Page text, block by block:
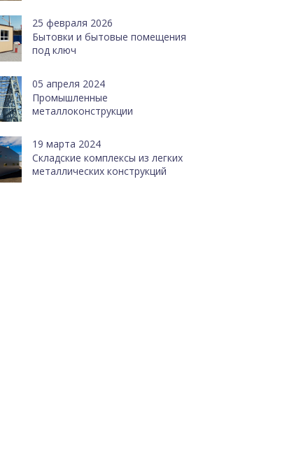
25 февраля 2026
Бытовки и бытовые помещения
под ключ
05 апреля 2024
Промышленные
металлоконструкции
19 марта 2024
Cкладские комплексы из легких
металлических конструкций